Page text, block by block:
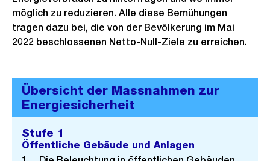
möglich zu reduzieren. Alle diese Bemühungen
tragen dazu bei, die von der Bevölkerung im Mai
2022 beschlossenen Netto-Null-Ziele zu erreichen.
Übersicht der Massnahmen zur
Energiesicherheit
Stufe 1
Öffentliche Gebäude und Anlagen